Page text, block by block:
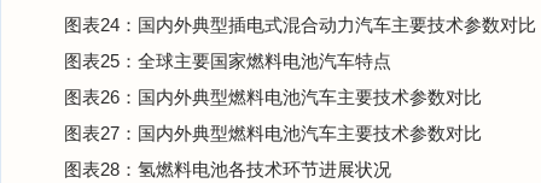
图表24：国内外典型插电式混合动力汽车主要技术参数对比
图表25：全球主要国家燃料电池汽车特点
图表26：国内外典型燃料电池汽车主要技术参数对比
图表27：国内外典型燃料电池汽车主要技术参数对比
图表28：氢燃料电池各技术环节进展状况